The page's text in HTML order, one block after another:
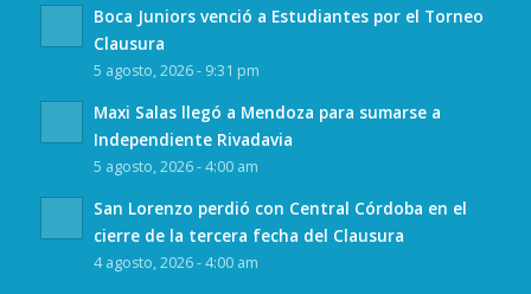
Boca Juniors venció a Estudiantes por el Torneo
Clausura
5 agosto, 2026 - 9:31 pm
Maxi Salas llegó a Mendoza para sumarse a
Independiente Rivadavia
5 agosto, 2026 - 4:00 am
San Lorenzo perdió con Central Córdoba en el
cierre de la tercera fecha del Clausura
4 agosto, 2026 - 4:00 am